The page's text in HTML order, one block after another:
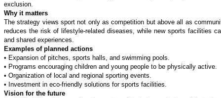
exclusion.
Why it matters
The strategy views sport not only as competition but above all as
reduces the risk of lifestyle-related diseases, while new sports facilities
and shared experiences.
Examples of planned actions
• Expansion of pitches, sports halls, and swimming pools.
• Programs encouraging children and young people to be physically active.
• Organization of local and regional sporting events.
• Investment in eco-friendly solutions for sports facilities.
Vision for the future